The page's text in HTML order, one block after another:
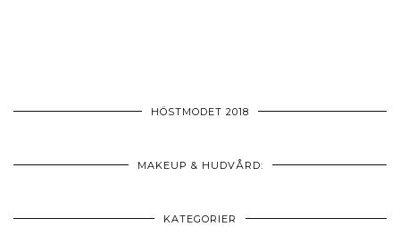
HÖSTMODET 2018
MAKEUP & HUDVÅRD:
KATEGORIER